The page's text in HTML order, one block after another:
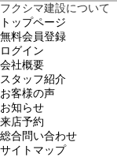
フクシマ建設について
トップページ
無料会員登録
ログイン
会社概要
スタッフ紹介
お客様の声
お知らせ
来店予約
総合問い合わせ
サイトマップ